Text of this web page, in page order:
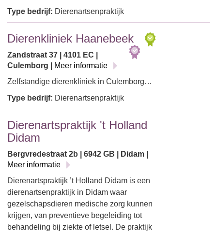
Type bedrijf: Dierenartsenpraktijk
Dierenkliniek Haanebeek
Zandstraat 37 | 4101 EC |
Culemborg |
Meer informatie
Zelfstandige dierenkliniek in Culemborg…
Type bedrijf: Dierenartsenpraktijk
Dierenartspraktijk 't Holland
Didam
Bergvredestraat 2b | 6942 GB | Didam |
Meer informatie
Dierenartspraktijk ’t Holland Didam is een
dierenartsenpraktijk in Didam waar
gezelschapsdieren medische zorg kunnen
krijgen, van preventieve begeleiding tot
behandeling bij ziekte of letsel. De praktijk